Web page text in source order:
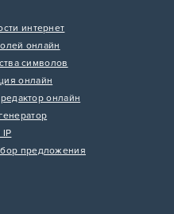
интернет
онлайн
символов
онлайн
онлайн
предложения